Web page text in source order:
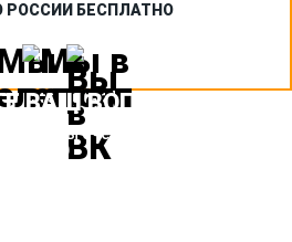
РОССИИ БЕСПЛАТНО
ВАШ ВОПРОС
Мы очень быстро свяжемся с
вами :)